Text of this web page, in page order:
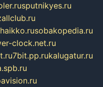
sputnikyes.ru
haikko.rusobakopedia.ru
clock.net.ru
7bit.pp.rukalugatur.ru